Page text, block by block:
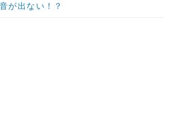
が出ない！？